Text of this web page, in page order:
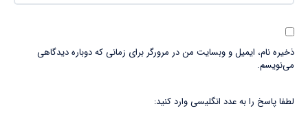
ذخیره نام، ایمیل و وبسایت من در مرورگر برای زمانی که دوباره دیدگاهی
می‌نویسم.
لطفا پاسخ را به عدد انگلیسی وارد کنید: